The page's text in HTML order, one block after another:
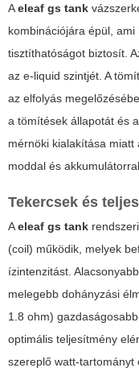
Aeleaf gs tank
kombinációjára épül,
tisztíthatóságot biztosít.
az e-liquid szintjét. A
az elfolyás
a tömítések állapotát és
mérnöki kialakítása miatt
moddal és
Tekercsek és
Aeleaf gs tank
(coil) működik, melyek
ízintenzitást.
melegebb dohányzási
1.8 ohm)
optimális teljesítmény
szereplő watt-tartományt